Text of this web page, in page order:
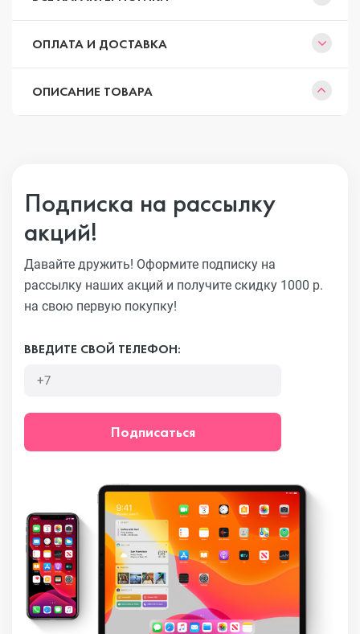
ОПЛАТА И ДОСТАВКА
ОПИСАНИЕ ТОВАРА
Подписка на рассылку
акций!
Давайте дружить! Оформите подписку на
рассылку наших акций и получите скидку 1000 р.
на свою первую покупку!
ВВЕДИТЕ СВОЙ ТЕЛЕФОН:
Подписаться